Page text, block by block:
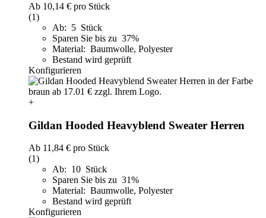
Ab 10,14 € pro Stück
(1)
Ab: 5 Stück
Sparen Sie bis zu 37%
Material: Baumwolle, Polyester
Bestand wird geprüft
Konfigurieren
+
Gildan Hooded Heavyblend Sweater Herren
Ab 11,84 € pro Stück
(1)
Ab: 10 Stück
Sparen Sie bis zu 31%
Material: Baumwolle, Polyester
Bestand wird geprüft
Konfigurieren